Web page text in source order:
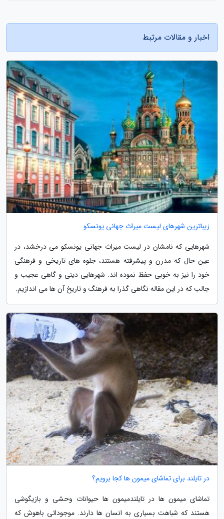
اخبار و مقالات مرتبط
زیباترین شهرهای لیست میراث جهانی یونسکو
شهرهایی که نامشان در لیست میراث جهانی یونسکو می درخشد، در
عین حال که مدرن و پیشرفته هستند، جلوه های تاریخی و فرهنگی
خود را نیز به خوبی حفظ نموده اند. شهرهایی دینی و گاهی عجیب و
جالب که در این مقاله نگاهی گذرا به فرهنگ و تاریخ آن ها می اندازیم.
در تایلند برای تماشای میمون ها کجا برویم؟
تماشای میمون ها در تایلندمیمون ها حیوانات وحشی و بازیگوشی
هستند که شباهت بسیاری به انسان ها دارند. موجوداتی باهوش که